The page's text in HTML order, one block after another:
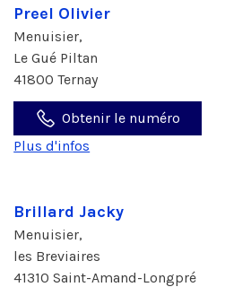
Preel Olivier
Menuisier,
Le Gué Piltan
41800 Ternay
Obtenir le numéro
Plus d'infos
Brillard Jacky
Menuisier,
les Breviaires
41310 Saint-Amand-Longpré